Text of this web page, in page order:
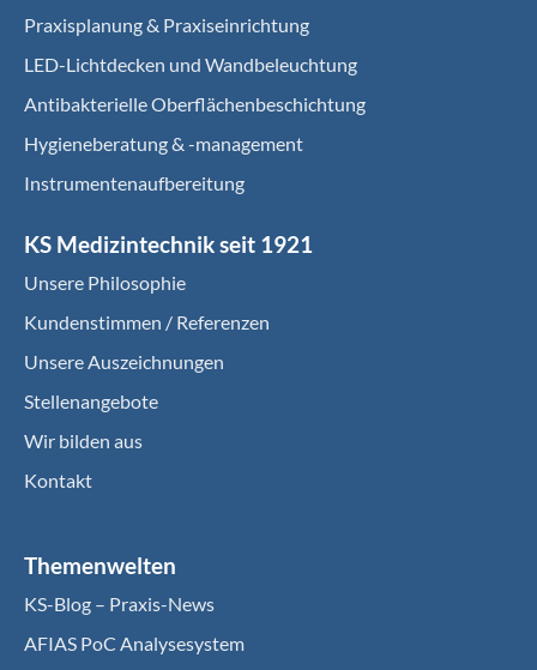
Praxisplanung & Praxiseinrichtung
LED-Lichtdecken und Wandbeleuchtung
Antibakterielle Oberflächenbeschichtung
Hygieneberatung & -management
Instrumentenaufbereitung
KS Medizintechnik seit 1921
Unsere Philosophie
Kundenstimmen / Referenzen
Unsere Auszeichnungen
Stellenangebote
Wir bilden aus
Kontakt
Themenwelten
KS-Blog – Praxis-News
AFIAS PoC Analysesystem